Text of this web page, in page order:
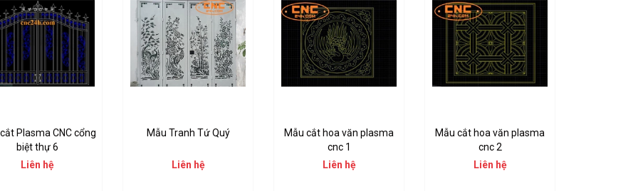
Plasma CNC cổng
biệt thự 6
Liên hệ
Mẫu Tranh Tứ Quý
Liên hệ
Mẫu cắt hoa văn plasma
cnc 1
Liên hệ
Mẫu cắt hoa văn plasma
cnc 2
Liên hệ